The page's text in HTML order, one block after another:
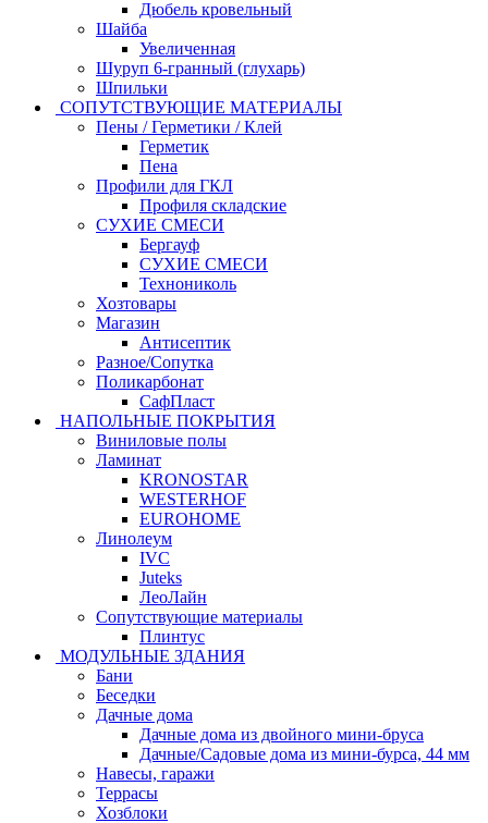
Дюбель кровельный
Шайба
Увеличенная
Шуруп 6-гранный (глухарь)
Шпильки
СОПУТСТВУЮЩИЕ МАТЕРИАЛЫ
Пены / Герметики / Клей
Герметик
Пена
Профили для ГКЛ
Профиля складские
СУХИЕ СМЕСИ
Бергауф
СУХИЕ СМЕСИ
Технониколь
Хозтовары
Магазин
Антисептик
Разное/Сопутка
Поликарбонат
СафПласт
НАПОЛЬНЫЕ ПОКРЫТИЯ
Виниловые полы
Ламинат
KRONOSTAR
WESTERHOF
EUROHOME
Линолеум
IVC
Juteks
ЛеоЛайн
Сопутствующие материалы
Плинтус
МОДУЛЬНЫЕ ЗДАНИЯ
Бани
Беседки
Дачные дома
Дачные дома из двойного мини-бруса
Дачные/Садовые дома из мини-бурса, 44 мм
Навесы, гаражи
Террасы
Хозблоки